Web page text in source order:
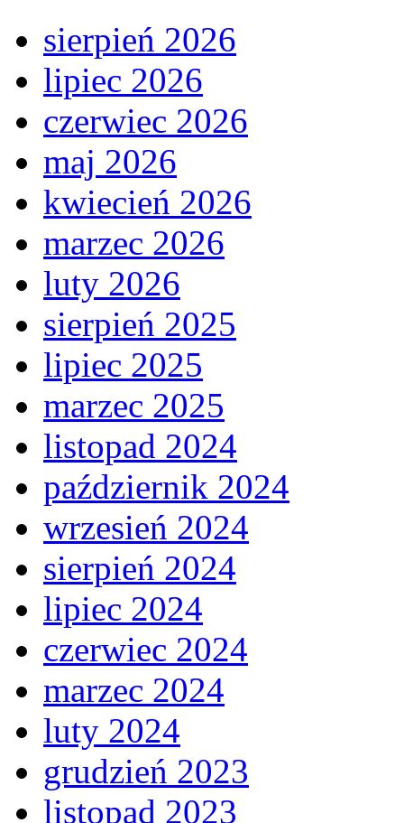
sierpień 2026
lipiec 2026
czerwiec 2026
maj 2026
kwiecień 2026
marzec 2026
luty 2026
sierpień 2025
lipiec 2025
marzec 2025
listopad 2024
październik 2024
wrzesień 2024
sierpień 2024
lipiec 2024
czerwiec 2024
marzec 2024
luty 2024
grudzień 2023
listopad 2023